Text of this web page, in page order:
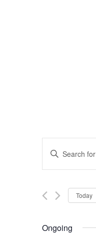
Events
Search
and
Views
Enter
Keyword.
Search
Events
Today
Ongoing